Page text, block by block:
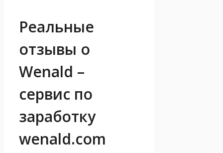
Реальные
отзывы о
Wenald –
сервис по
заработку
wenald.com